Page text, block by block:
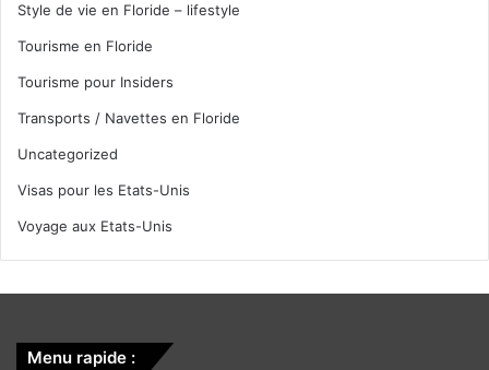
Style de vie en Floride – lifestyle
Tourisme en Floride
Tourisme pour Insiders
Transports / Navettes en Floride
Uncategorized
Visas pour les Etats-Unis
Voyage aux Etats-Unis
Menu rapide :